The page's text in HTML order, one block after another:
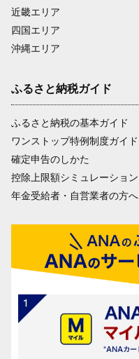
近畿エリア
四国エリア
沖縄エリア
ふるさと納税ガイド
ふるさと納税の基本ガイド
ワンストップ特例制度ガイド
確定申告のしかた
控除上限額シミュレーション
年金受給者・自営業者の方へ